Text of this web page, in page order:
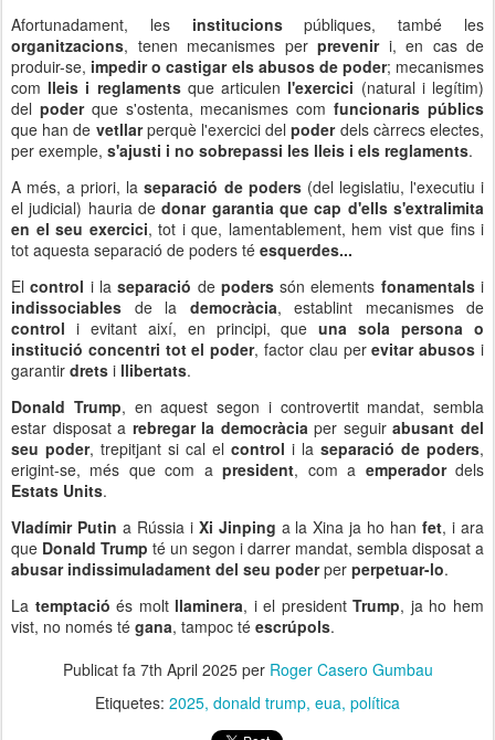
Afortunadament, les institucionspúbliques, també les
organitzacions, tenen mecanismes per prevenir i, en cas de
produir-se, impedir o castigar els abusos de poder; mecanismes
com lleis i reglaments que articulen l'exercici (natural i legítim)
del poder que s'ostenta, mecanismes com funcionaris públics
que han de vetllarperquè l'exercici delpoder dels càrrecs electes,
per exemple, s'ajusti i no sobrepassi les lleis i els reglaments.
A més, a priori, laseparació de poders(del legislatiu, l'executiu i
el judicial) hauria de donar garantia que cap d'ells s'extralimita
en el seu exercici, tot i que, lamentablement, hem vist que fins i
tot aquesta separació de poders té esquerdes...
Elcontrol i laseparació de poderssón elements fonamentalsi
indissociables de la democràcia, establint mecanismes de
control i evitant així, en principi, queuna sola persona o
institució concentri tot el poder, factor clau perevitar abusosi
garantir drets i llibertats.
Donald Trump, en aquest segon i controvertit mandat, sembla
estar disposat a rebregar la democràcia per seguirabusant del
seu poder, trepitjant si cal el control i la separació de poders,
erigint-se, més que com apresident, com a emperadordels
Estats Units.
Vladímir Putin a Rússia i Xi Jinping a la Xina ja ho hanfet, i ara
que Donald Trump té un segon i darrer mandat, sembla disposat a
abusar indissimuladament del seu poderper perpetuar-lo.
La temptacióés molt llaminera, i el presidentTrump, ja ho hem
vist, no només té gana, tampoc té escrúpols.
Publicat fa 7th April 2025per Roger Casero Gumbau
Etiquetes: 2025 donald trump eua política